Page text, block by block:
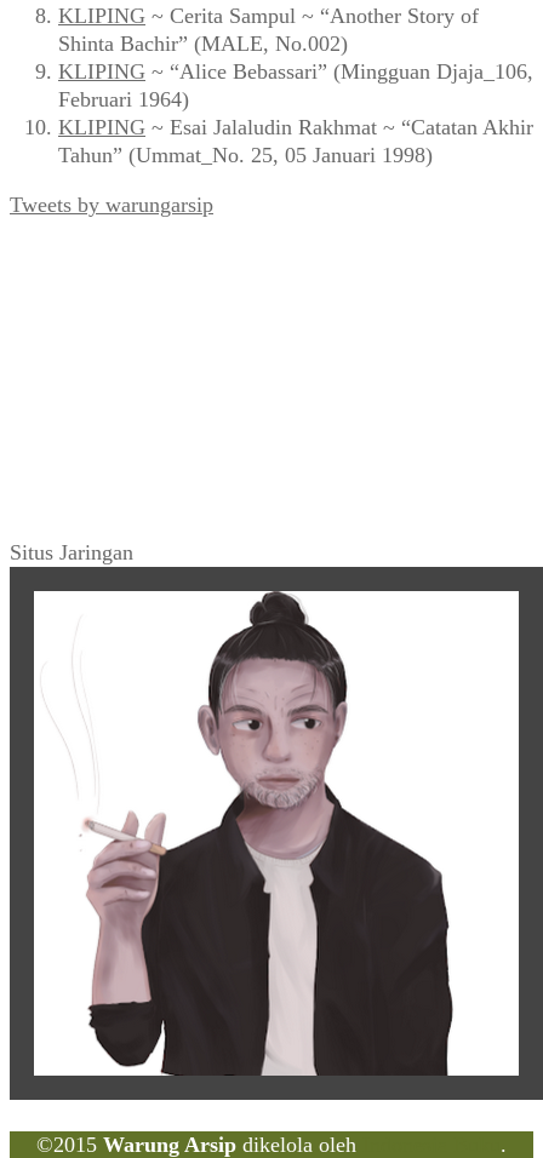
KLIPING ~ Cerita Sampul ~ “Another Story of
Shinta Bachir” (MALE, No.002)
KLIPING ~ “Alice Bebassari” (Mingguan Djaja_106,
Februari 1964)
KLIPING ~ Esai Jalaludin Rakhmat ~ “Catatan Akhir
Tahun” (Ummat_No. 25, 05 Januari 1998)
Tweets by warungarsip
Situs Jaringan
©2015 Warung Arsip dikelola oleh
.